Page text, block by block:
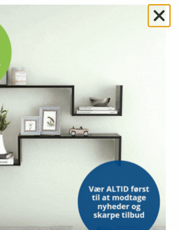
sofa
Vis
med softboxes, paraplyer og
baggrunde - komplet
studiebelysning
1.662,-
1.599,-
På lager
POPULÆR TILBUD